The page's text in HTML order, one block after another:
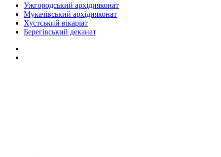
Ужгородський архідияконат
Мукачівський архідияконат
Хустський вікаріат
Берегівський деканат